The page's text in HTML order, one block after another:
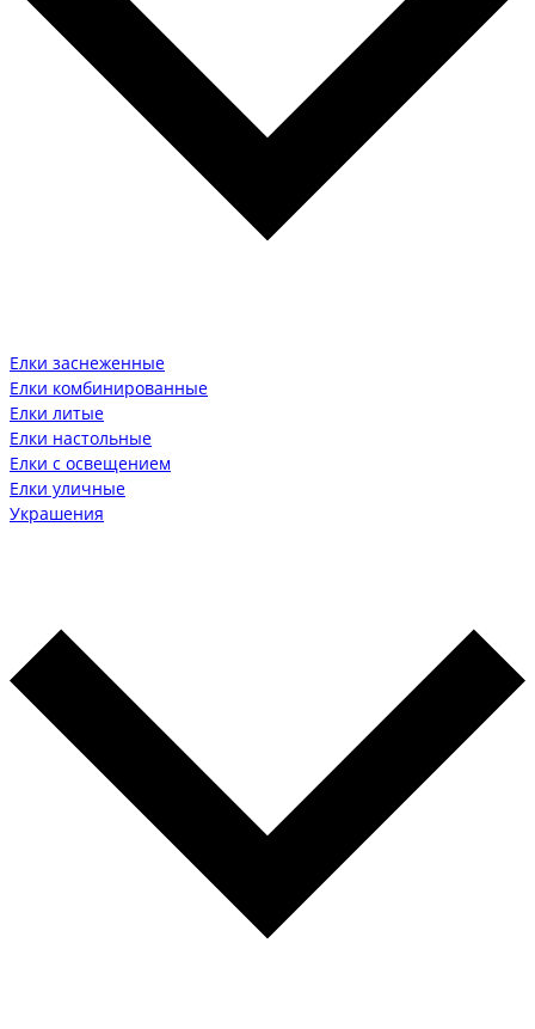
Елки заснеженные
Елки комбинированные
Елки литые
Елки настольные
Елки с освещением
Елки уличные
Украшения